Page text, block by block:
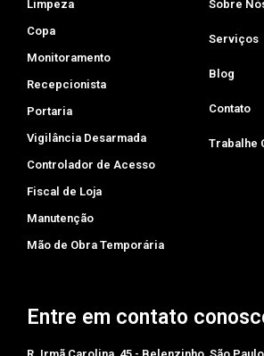
Limpeza
Copa
Monitoramento
Recepcionista
Portaria
Vigilância Desarmada
Controlador de Acesso
Fiscal de Loja
Manutenção
Mão de Obra Temporária
Sobre
Serviços
Blog
Contato
Trabalhe
Entre em contato